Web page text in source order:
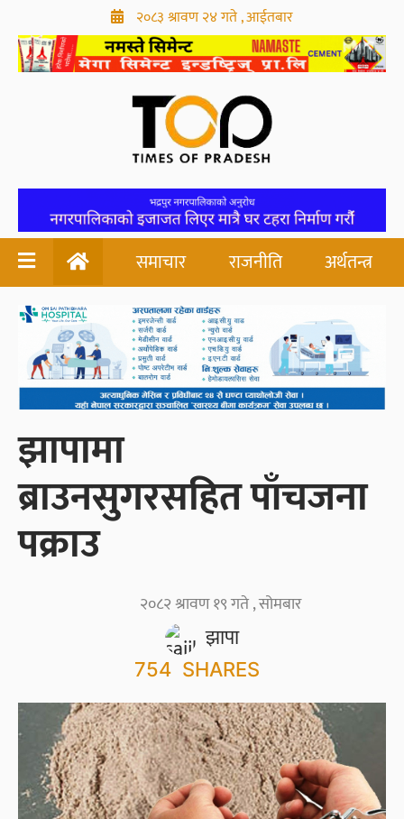
२०८३ श्रावण २४ गते , आईतबार
समाचार राजनीति अर्थतन्त्र
झापामा
ब्राउनसुगरसहित पाँचजना
पक्राउ
झापा
२०८२ श्रावण १९ गते , सोमबार
754SHARES